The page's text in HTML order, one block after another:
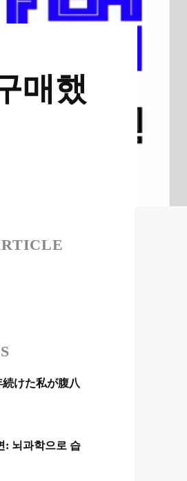
매했
けた私が腹八
: 뇌과학으로 습